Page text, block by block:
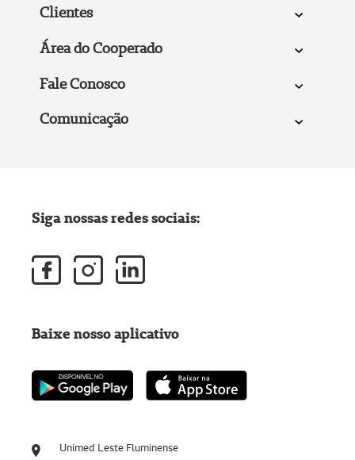
Clientes
Área do Cooperado
Fale Conosco
Comunicação
Unimed Leste Fluminense
Siga nossas redes sociais:
Baixe nosso aplicativo